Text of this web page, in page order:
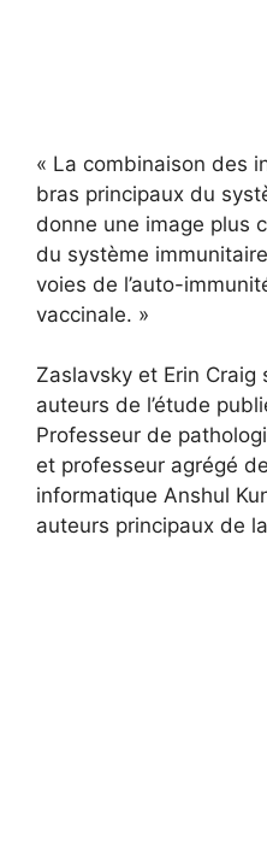
« La combinaison des
bras principaux du
donne une image plus
du système
voies de l’auto-
vaccinale. »
Zaslavsky et Erin Craig
auteurs de l’étude
Professeur de
et professeur agrégé
informatique Anshul
auteurs principaux de